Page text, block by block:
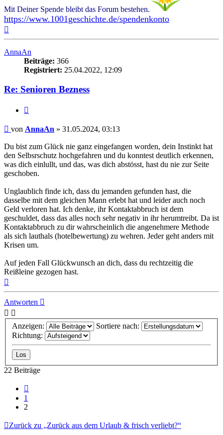
Mit Deiner Spende bleibt das Forum bestehen.
https://www.1001geschichte.de/spendenkonto
AnnaAn
Beiträge: 366
Registriert: 25.04.2022, 12:09
Re: Senioren Bezness
Beitrag
von AnnaAn » 31.05.2024, 03:13
Du bist zum Glück nie ganz eingefangen worden, dein Instinkt hat
den Selbsrschutz hochgefahren und du konntest deutlich erkennen,
was dich einlullt, und das, was dich abstösst, hast du nie zur Seite
geschoben.
Unglaublich finde ich, dass du jemanden gefunden hast, die
dasselbe mit dem gleichen Mann erlebt hat und leider auch noch
Geld verloren hat. Ich denke, ihr Kontaktabbruch ist dem
geschuldet, dass das alles noch sehr negativ in ihr herumtreibt. Da ist
Kontaktabbruch zu dir wahrscheinlich die angenehmere Methode
als sich lauthals (hotelbewertung) zu wehren. Jeder geht anders mit
Krisen um.
Auf jeden Fall Glückwunsch an dich, dass du rechtzeitig die
Reißleine gezogen hast.
Antworten
Anzeigen:
Sortiere nach:
Richtung:
22 Beiträge
1
2
Zurück zu „Zurück aus dem Urlaub & frisch verliebt?“